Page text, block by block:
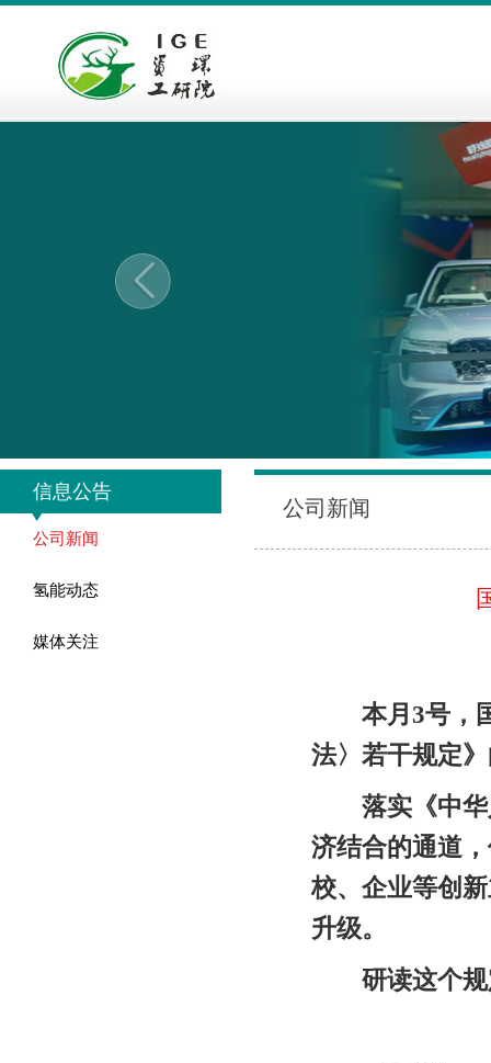
信息公告
公司新闻
氢能动态
媒体关注
公司新闻
本月3号，
法〉若干规定
落实《中
济结合的通道
校、企业等创
升级。
研读这个